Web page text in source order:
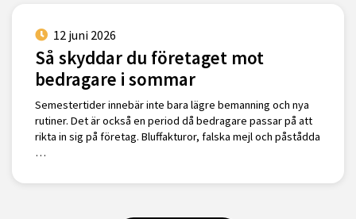
12 juni 2026
Så skyddar du företaget mot
bedragare i sommar
Semestertider innebär inte bara lägre bemanning och nya
rutiner. Det är också en period då bedragare passar på att
rikta in sig på företag. Bluffakturor, falska mejl och påstådda
…